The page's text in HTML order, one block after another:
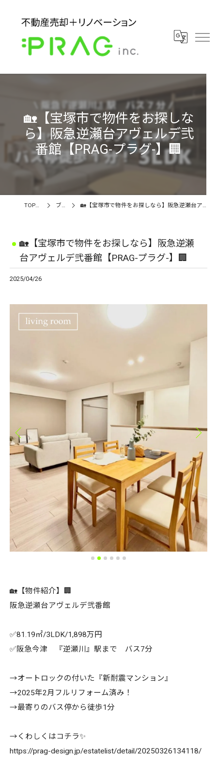
🏡【宝塚市で物件をお探しな
ら】阪急逆瀬台アヴェルデ弐
番館【PRAG-プラグ-】🏢
TOPページ ブログ 🏡【宝塚市で物件をお探しなら】阪急逆瀬台アヴェルデ弐番館【PRAG-プラグ-】🏢
🏡【宝塚市で物件をお探しなら】阪急逆瀬
台アヴェルデ弐番館【PRAG-プラグ-】🏢
2025/04/26
🏡【物件紹介】🏢
阪急逆瀬台アヴェルデ弐番館
✅81.19㎡/3LDK/1,898万円
✅阪急今津 『逆瀬川』駅まで バス7分
→オートロックの付いた『新耐震マンション』
→2025年2月フルリフォーム済み！
→最寄りのバス停から徒歩1分
→くわしくはコチラ✨
https://prag-design.jp/estatelist/detail/20250326134118/